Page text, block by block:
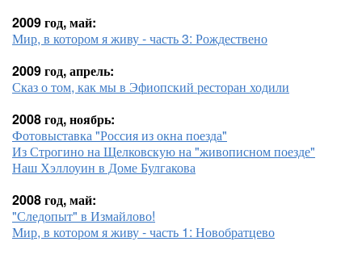
2009 год, май:
Мир, в котором я живу - часть 3: Рождествено
2009 год, апрель:
Сказ о том, как мы в Эфиопский ресторан ходили
2008 год, ноябрь:
Фотовыставка "Россия из окна поезда"
Из Строгино на Щелковскую на "живописном поезде"
Наш Хэллоуин в Доме Булгакова
2008 год, май:
"Следопыт" в Измайлово!
Мир, в котором я живу - часть 1: Новобратцево